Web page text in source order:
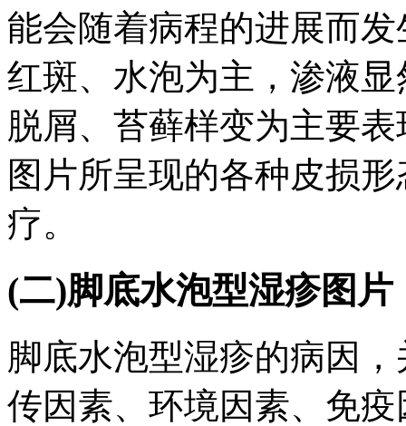
能会随着病程的进展而
红斑、水泡为主，渗液
脱屑、苔藓样变为主要
图片所呈现的各种皮损
疗。
(二)脚底水泡型湿疹图
脚底水泡型湿疹的病因
传因素、环境因素、免